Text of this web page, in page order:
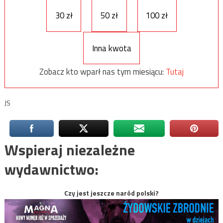
30 zł 50 zł 100 zł
Inna kwota
Zobacz kto wparł nas tym miesiącu: Tutaj
JS
Wspieraj niezależne
wydawnictwo:
Czy jest jeszcze naród polski?